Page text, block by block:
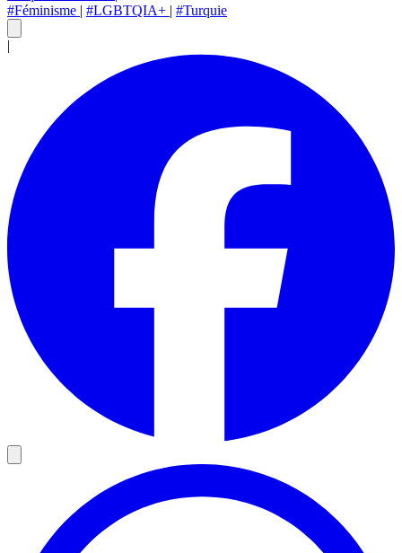
#Féminisme | #LGBTQIA+ | #Turquie
|